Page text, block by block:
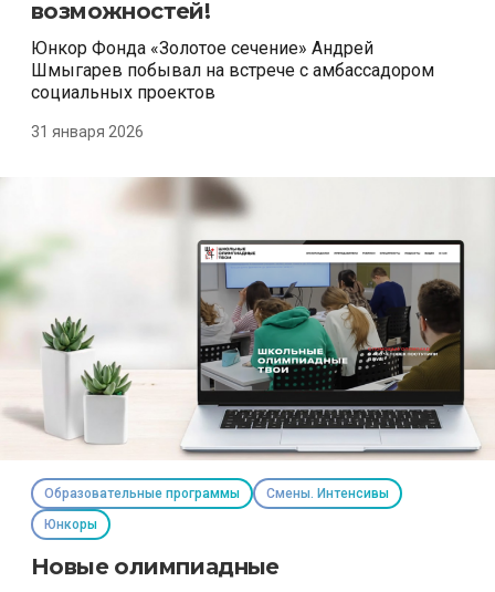
возможностей!
Юнкор Фонда «Золотое сечение» Андрей
Шмыгарев побывал на встрече с амбассадором
социальных проектов
31 января 2026
Образовательные программы
Смены. Интенсивы
Юнкоры
Новые олимпиадные